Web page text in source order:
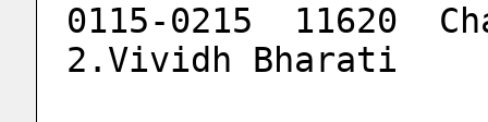
0115-0215  11620
2.Vividh Bharati